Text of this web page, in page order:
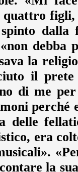
dalla
debba
la
il
di me
perché
delle
era
la